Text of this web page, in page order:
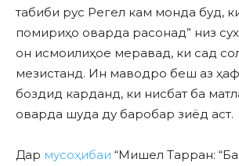
табиби рус Регел кам монда буд,
помириҳо оварда расонад” низ
он исмоилиҳое меравад, ки сад
мезистанд. Ин маводро беш аз
боздид карданд, ки нисбат ба
оварда шуда ду баробар зиёд аст.
Дар мусоҳибаи “Мишел Тарран: “Ба